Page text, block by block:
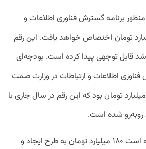
برنامه گسترش فناوری اطلاعات و
بودجه ۱۸۲ میلیارد تومان اختصاص خواهد یافت. این رقم
قابل توجهی پیدا کرده است. بودجه‌‌ای
گسترش فناوری اطلاعات و ارتباطات در وزارت صمت
اختصاص یافته بود ۱۰۰ میلیارد تومان بود که این رقم در سال جاری با
همچنین پیش‌بینی شده است ۱۸۰ میلیارد تومان به طرح ایجاد و